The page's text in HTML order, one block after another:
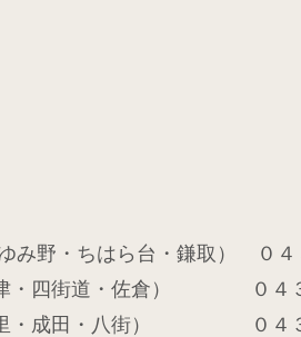
野・ちはら台・鎌取） ０４
・四街道・佐倉） ０４３
・成田・八街） ０４３－